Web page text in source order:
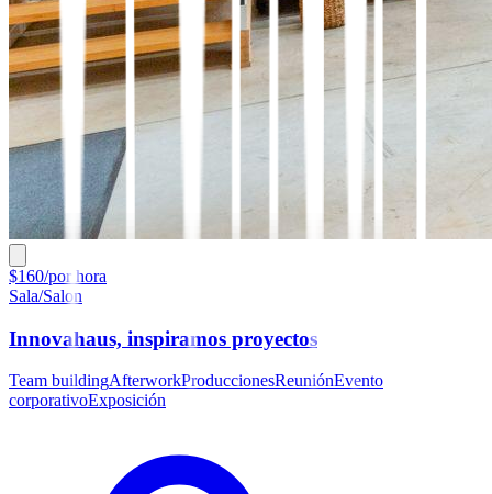
$160/por hora
Sala/Salon
Innovahaus, inspiramos proyectos
Team buildingAfterworkProduccionesReuniónEvento
corporativoExposición